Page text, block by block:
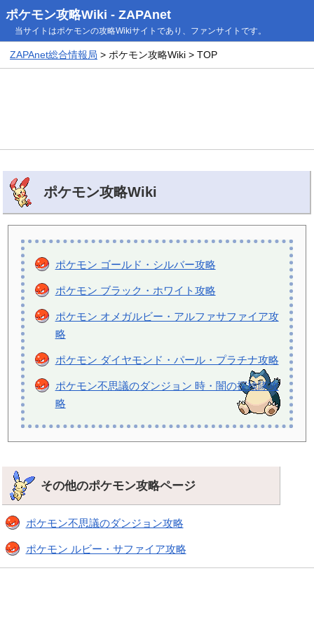
ポケモン攻略Wiki - ZAPAnet
当サイトはポケモンの攻略Wikiサイトであり、ファンサイトです。
ZAPAnet総合情報局 > ポケモン攻略Wiki > TOP
ポケモン攻略Wiki
ポケモン ゴールド・シルバー攻略
ポケモン ブラック・ホワイト攻略
ポケモン オメガルビー・アルファサファイア攻
略
ポケモン ダイヤモンド・パール・プラチナ攻略
ポケモン不思議のダンジョン 時・闇の探検隊攻
略
その他のポケモン攻略ページ
ポケモン不思議のダンジョン攻略
ポケモン ルビー・サファイア攻略